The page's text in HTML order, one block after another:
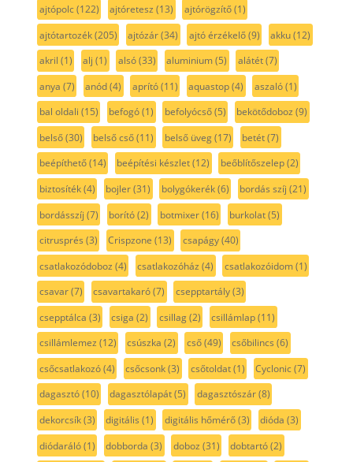
ajtópolc(122) ajtóretesz (13) ajtórögzítő(1)
ajtótartozék(205) ajtózár(34) ajtó érzékelő(9) akku(12)
akril (1) alj (1) alsó(33) aluminium(5) alátét(7)
anya (7) anód(4) aprító(11) aquastop(4) aszaló(1)
bal oldali (15) befogó(1) befolyócső(5) bekötődoboz (9)
belső(30) belső cső(11) belső üveg(17) betét(7)
beépíthető(14) beépítési készlet(12) beőblítőszelep(2)
biztosíték(4) bojler(31) bolygókerék(6) bordás szíj (21)
bordásszíj (7) borító(2) botmixer(16) burkolat(5)
citrusprés (3) Crispzone (13) csapágy(40)
csatlakozódoboz (4) csatlakozóház (4) csatlakozóidom(1)
csavar(7) csavartakaró(7) csepptartály(3)
csepptálca (3) csiga (2) csillag(2) csillámlap(11)
csillámlemez (12) csúszka (2) cső(49) csőbilincs (6)
csőcsatlakozó(4) csőcsonk(3) csőtoldat(1) Cyclonic(7)
dagasztó(10) dagasztólapát(5) dagasztószár(8)
dekorcsík(3) digitális (1) digitális hőmérő(3) dióda (3)
diódaráló(1) dobborda (3) doboz (31) dobtartó(2)